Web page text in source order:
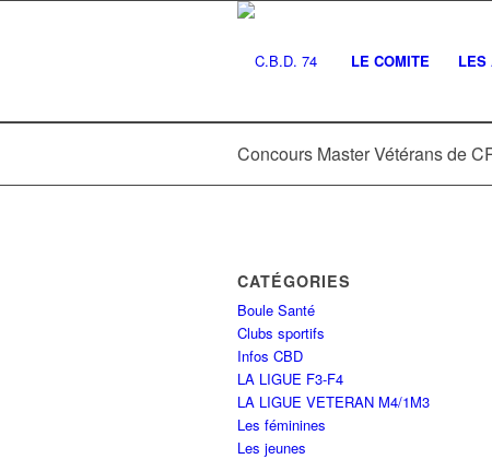
LE COMITE LES
Concours Master Vétérans de
CATÉGORIES
Boule Santé
Clubs sportifs
Infos CBD
LA LIGUE F3-F4
LA LIGUE VETERAN M4/1M3
Les féminines
Les jeunes